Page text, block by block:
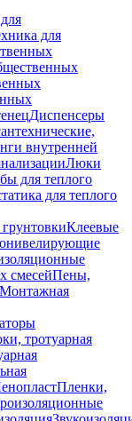
для
Диспенсеры
внутренней
Люки
для теплого
для теплого
Клеевые
смесейПены,
Монтажная
тротуарная
Пленки,